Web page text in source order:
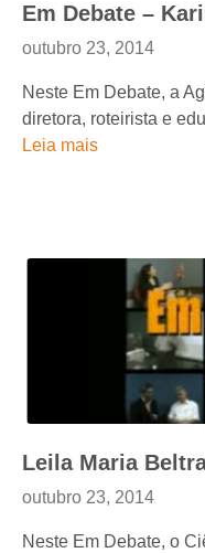
Em Debate –
outubro 23, 2014
Neste Em Debate, a
diretora, roteirista e
Leia mais
Leila Maria
outubro 23, 2014
Neste Em Debate, o